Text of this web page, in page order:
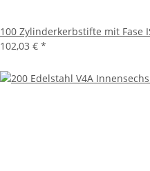
100 Zylinderkerbstifte mit Fase
102,03 € *